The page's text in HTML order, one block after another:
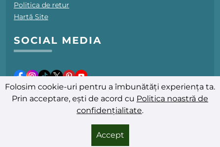
Politica de retur
Hartă Site
SOCIAL MEDIA
Ultima actualizare: 06.08.2026
© 2025-2026 PromoFarmacii.ro - Toate drepturile rezervate
Folosim cookie-uri pentru a îmbunătăți experiența ta.
Prin acceptare, ești de acord cu Politica noastră de
confidențialitate.
Accept